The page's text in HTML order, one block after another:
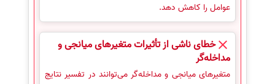
عوامل را کاهش دهد.
خطای ناشی از تأثیرات متغیرهای میانجی و
مداخله‌گر
متغیرهای میانجی و مداخله‌گر می‌توانند در تفسیر نتایج